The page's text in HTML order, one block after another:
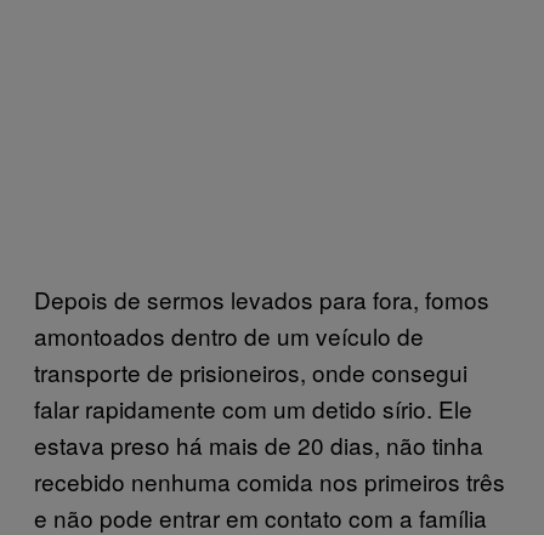
Depois de sermos levados para fora, fomos
amontoados dentro de um veículo de
transporte de prisioneiros, onde consegui
falar rapidamente com um detido sírio. Ele
estava preso há mais de 20 dias, não tinha
recebido nenhuma comida nos primeiros três
e não pode entrar em contato com a família